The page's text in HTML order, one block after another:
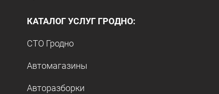
КАТАЛОГ УСЛУГ ГРОДНО:
СТО Гродно
Автомагазины
Авторазборки